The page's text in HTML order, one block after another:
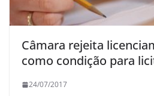
Câmara rejeita
como condição para
24/07/2017